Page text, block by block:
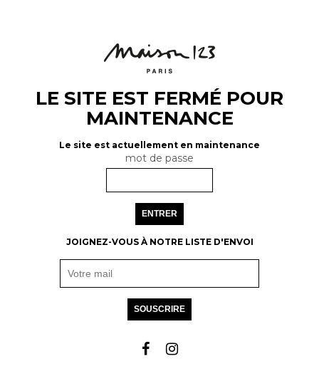
LE SITE EST FERMÉ POUR
MAINTENANCE
Le site est actuellement en maintenance
mot de passe
ENTRER
JOIGNEZ-VOUS À NOTRE LISTE D'ENVOI
SOUSCRIRE